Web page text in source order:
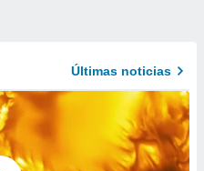
Últimas noticias